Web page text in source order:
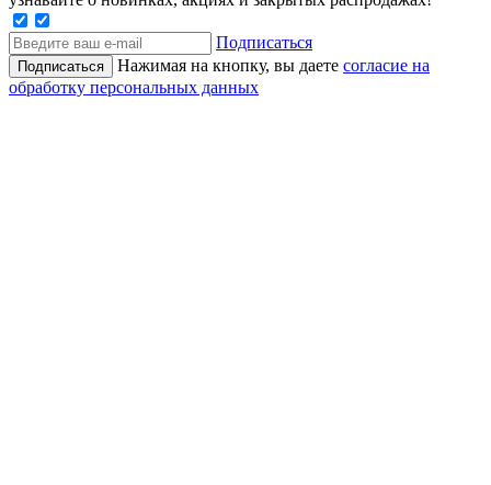
Подписаться
Нажимая на кнопку, вы даете согласие на
обработку персональных данных